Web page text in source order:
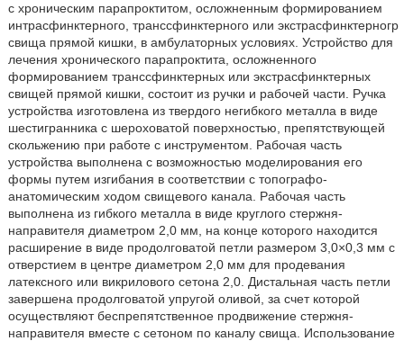
с хроническим парапроктитом, осложненным формированием
интрасфинктерного, транссфинктерного или экстрасфинктерногр
свища прямой кишки, в амбулаторных условиях. Устройство для
лечения хронического парапроктита, осложненного
формированием транссфинктерных или экстрасфинктерных
свищей прямой кишки, состоит из ручки и рабочей части. Ручка
устройства изготовлена из твердого негибкого металла в виде
шестигранника с шероховатой поверхностью, препятствующей
скольжению при работе с инструментом. Рабочая часть
устройства выполнена с возможностью моделирования его
формы путем изгибания в соответствии с топографо-
анатомическим ходом свищевого канала. Рабочая часть
выполнена из гибкого металла в виде круглого стержня-
направителя диаметром 2,0 мм, на конце которого находится
расширение в виде продолговатой петли размером 3,0×0,3 мм с
отверстием в центре диаметром 2,0 мм для продевания
латексного или викрилового сетона 2,0. Дистальная часть петли
завершена продолговатой упругой оливой, за счет которой
осуществляют беспрепятственное продвижение стержня-
направителя вместе с сетоном по каналу свища. Использование